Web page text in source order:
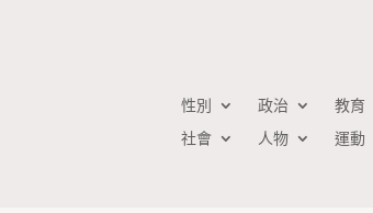
性別 政治 教育
社會
人物 運動